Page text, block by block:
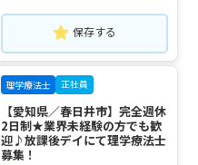
保存する
理学療法士 正社員
【愛知県／春日井市】完全週休
2日制★業界未経験の方でも歓
迎♪放課後デイにて理学療法士
募集！